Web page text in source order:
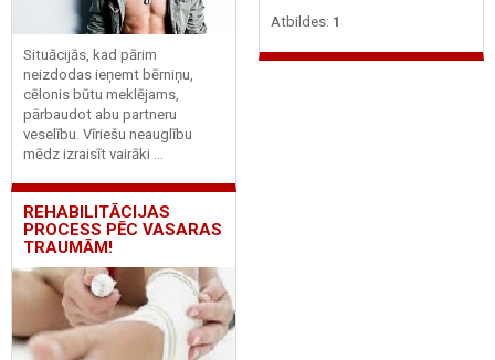
Situācijās, kad pārim
neizdodas ieņemt bērniņu,
cēlonis būtu meklējams,
pārbaudot abu partneru
veselību. Vīriešu neauglību
mēdz izraisīt vairāki ...
REHABILITĀCIJAS
PROCESS PĒC VASARAS
TRAUMĀM!
Atbildes: 1